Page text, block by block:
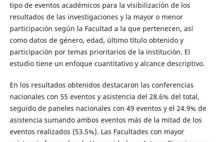
tipo de eventos académicos para la visibilización de los
resultados de las investigaciones y la mayor o menor
participación según la Facultad a la que pertenecen, así
como datos de género, edad, último título obtenido y
participación por temas prioritarios de la institución. El
estudio tiene un enfoque cuantitativo y alcance descriptivo.
En los resultados obtenidos destacaron las conferencias
nacionales con 55 eventos y asistencia del 28.6% del total,
seguido de paneles nacionales con 49 eventos y el 24.9% de
asistencia sumando ambos eventos más de la mitad de los
eventos realizados (53.5%). Las Facultades con mayor